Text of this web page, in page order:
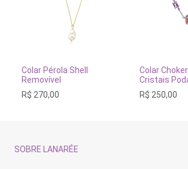
AO CARRINHO
Shell
ADICIONAR AO
Colar Choker Retângulos
Cristais Podange
SOBRE LANARÉE